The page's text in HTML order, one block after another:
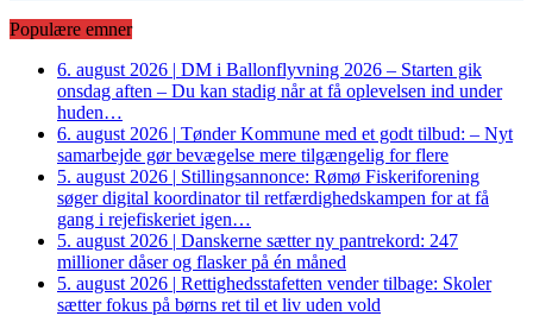
Populære emner
6. august 2026 | DM i Ballonflyvning 2026 – Starten gik
onsdag aften – Du kan stadig når at få oplevelsen ind under
huden…
6. august 2026 | Tønder Kommune med et godt tilbud: – Nyt
samarbejde gør bevægelse mere tilgængelig for flere
5. august 2026 | Stillingsannonce: Rømø Fiskeriforening
søger digital koordinator til retfærdighedskampen for at få
gang i rejefiskeriet igen…
5. august 2026 | Danskerne sætter ny pantrekord: 247
millioner dåser og flasker på én måned
5. august 2026 | Rettighedsstafetten vender tilbage: Skoler
sætter fokus på børns ret til et liv uden vold